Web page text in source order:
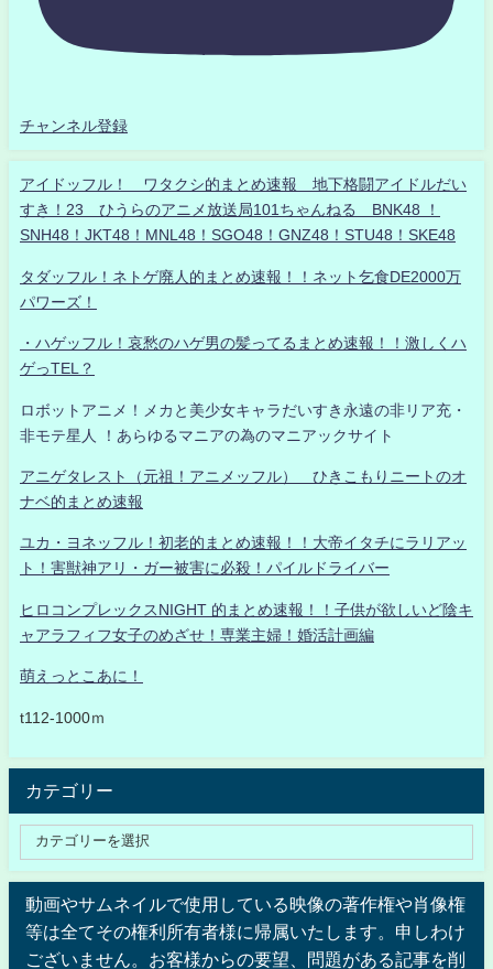
チャンネル登録
アイドッフル！ ワタクシ的まとめ速報 地下格闘アイドルだい
すき！23 ひうらのアニメ放送局101ちゃんねる BNK48 ！
SNH48！JKT48！MNL48！SGO48！GNZ48！STU48！SKE48
タダッフル！ネトゲ廃人的まとめ速報！！ネット乞食DE2000万
パワーズ！
・ハゲッフル！哀愁のハゲ男の髪ってるまとめ速報！！激しくハ
ゲっTEL？
ロボットアニメ！メカと美少女キャラだいすき永遠の非リア充・
非モテ星人 ！あらゆるマニアの為のマニアックサイト
アニゲタレスト（元祖！アニメッフル） ひきこもりニートのオ
ナベ的まとめ速報
ユカ・ヨネッフル！初老的まとめ速報！！大帝イタチにラリアッ
ト！害獣神アリ・ガー被害に必殺！パイルドライバー
ヒロコンプレックスNIGHT 的まとめ速報！！子供が欲しいど陰キ
ャアラフィフ女子のめざせ！専業主婦！婚活計画編
萌えっとこあに！
t112-1000ｍ
カテゴリー
動画やサムネイルで使用している映像の著作権や肖像権
等は全てその権利所有者様に帰属いたします。申しわけ
ございません。お客様からの要望、問題がある記事を削